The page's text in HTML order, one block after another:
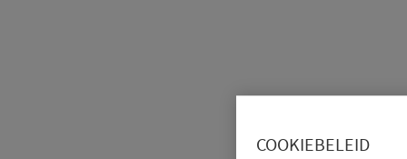
COOKIEBELEID